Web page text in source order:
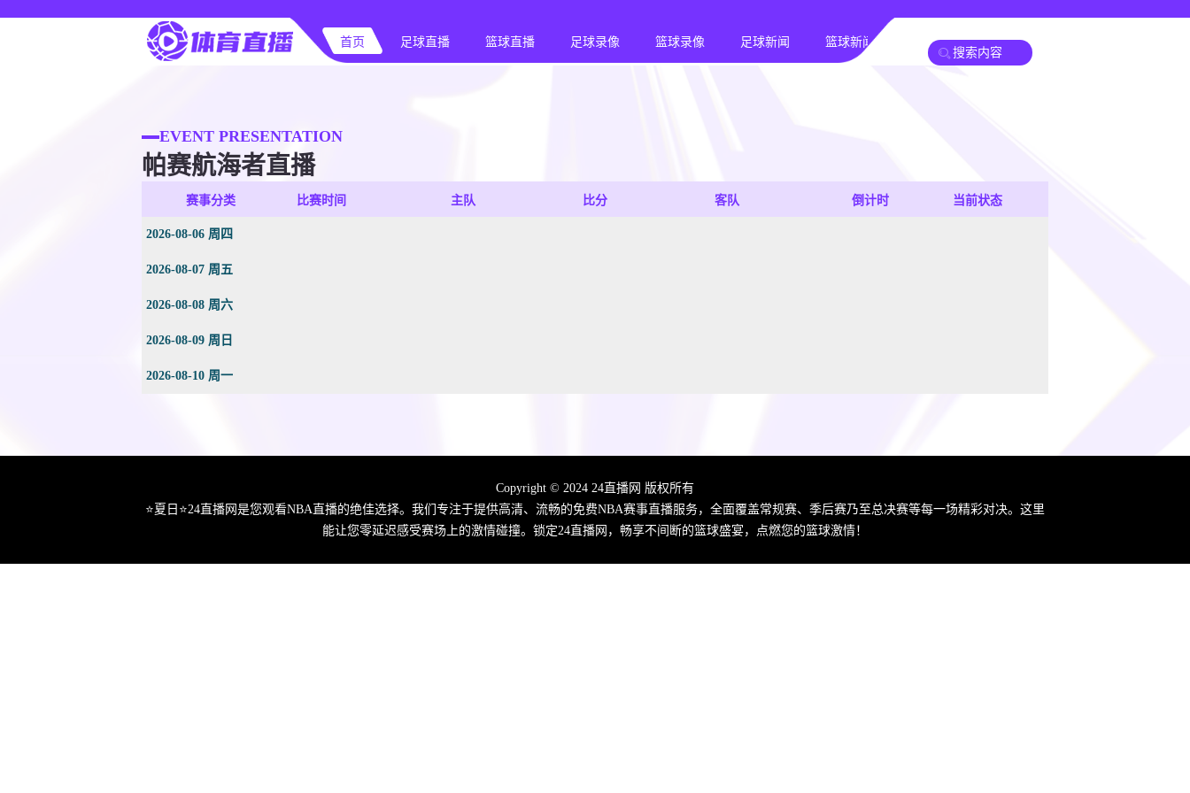
首页 足球直播 篮球直播 足球录像 篮球录像 足球新闻 篮球新闻
EVENT PRESENTATION
帕赛航海者直播
赛事分类 比赛时间 主队 比分 客队 倒计时 当前状态
2026-08-06 周四
2026-08-07 周五
2026-08-08 周六
2026-08-09 周日
2026-08-10 周一
Copyright © 2024 24直播网 版权所有
⭐️夏日⭐24直播网是您观看NBA直播的绝佳选择。我们专注于提供高清、流畅的免费NBA赛事直播服务，全面覆盖常规赛、季后赛乃至总决赛等每一场精彩对决。这里
能让您零延迟感受赛场上的激情碰撞。锁定24直播网，畅享不间断的篮球盛宴，点燃您的篮球激情！